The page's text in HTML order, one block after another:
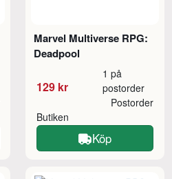
Marvel Multiverse RPG:
Deadpool
129 kr
1 på
postorder
Butiken
Postorder
Köp